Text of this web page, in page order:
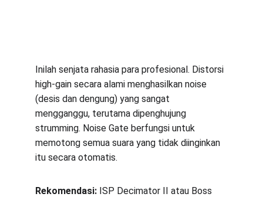
Inilah senjata rahasia para profesional. Distorsi
high-gain secara alami menghasilkan noise
(desis dan dengung) yang sangat
mengganggu, terutama dipenghujung
strumming. Noise Gate berfungsi untuk
memotong semua suara yang tidak diinginkan
itu secara otomatis.
Rekomendasi: ISP Decimator II atau Boss